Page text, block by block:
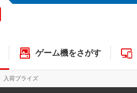
ゲーム機をさがす
入荷プライズ